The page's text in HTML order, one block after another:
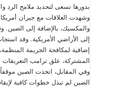
بدورها تسعى لتحديد ملامح الرد
وشهدت العلاقات مع جيران
والمكسيك، بالإضافة إلى الصين.
إلى الأراضي الأمريكية. وقد
إضافية لمكافحة الجريمة
المشتركة، علق ترامب التعريفات الجمركية المفروضة على
وفي المقابل، اتخذت الصين